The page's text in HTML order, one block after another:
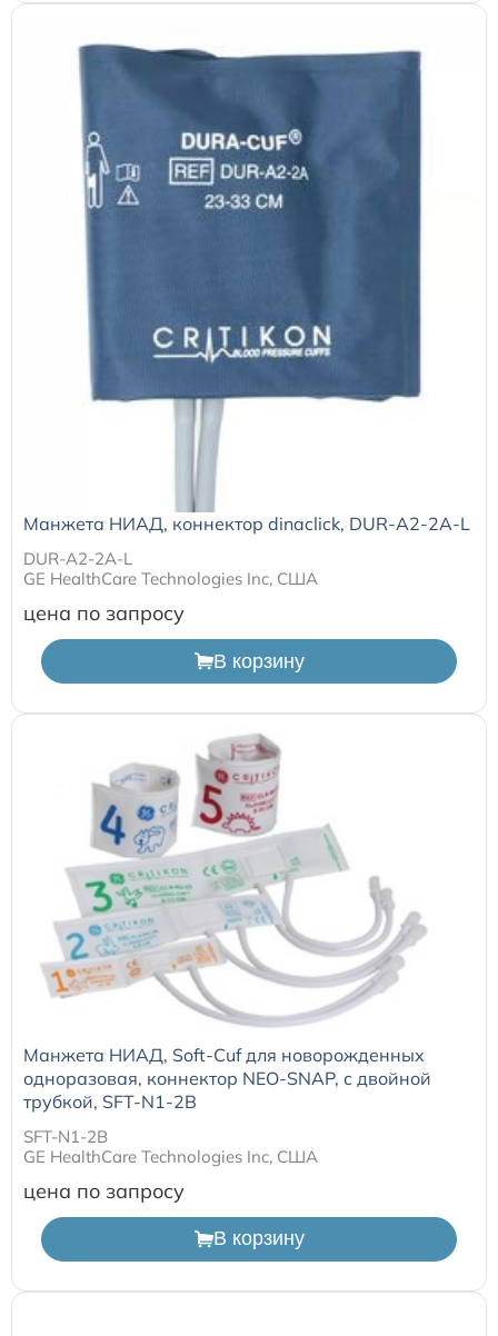
Манжета НИАД, коннектор dinaclick, DUR-A2-2A-L
DUR-A2-2A-L
GE HealthCare Technologies Inc, США
цена по запросу
В корзину
Манжета НИАД, Soft-Cuf для новорожденных
одноразовая, коннектор NEO-SNAP, с двойной
трубкой, SFT-N1-2B
SFT-N1-2B
GE HealthCare Technologies Inc, США
цена по запросу
В корзину